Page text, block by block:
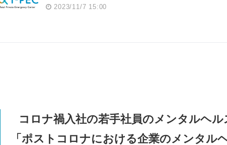
2023/11/7 15:00
コロナ禍入社の若手社員のメンタルヘ
「ポストコロナにおける企業のメンタル